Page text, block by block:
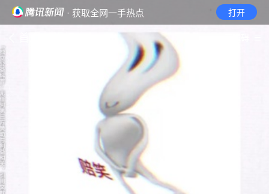
· 获取全网一手热点 打开